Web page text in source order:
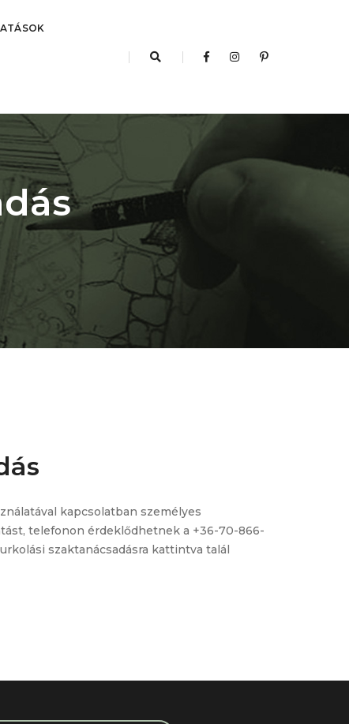
kapcsolatban személyes
telefonon érdeklődhetnek a +36-70-866-
szaktanácsadásra kattintva talál